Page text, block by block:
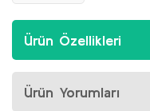
Ürün Özellikleri
Ürün Yorumları